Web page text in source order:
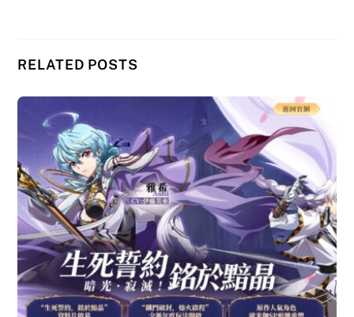
RELATED POSTS